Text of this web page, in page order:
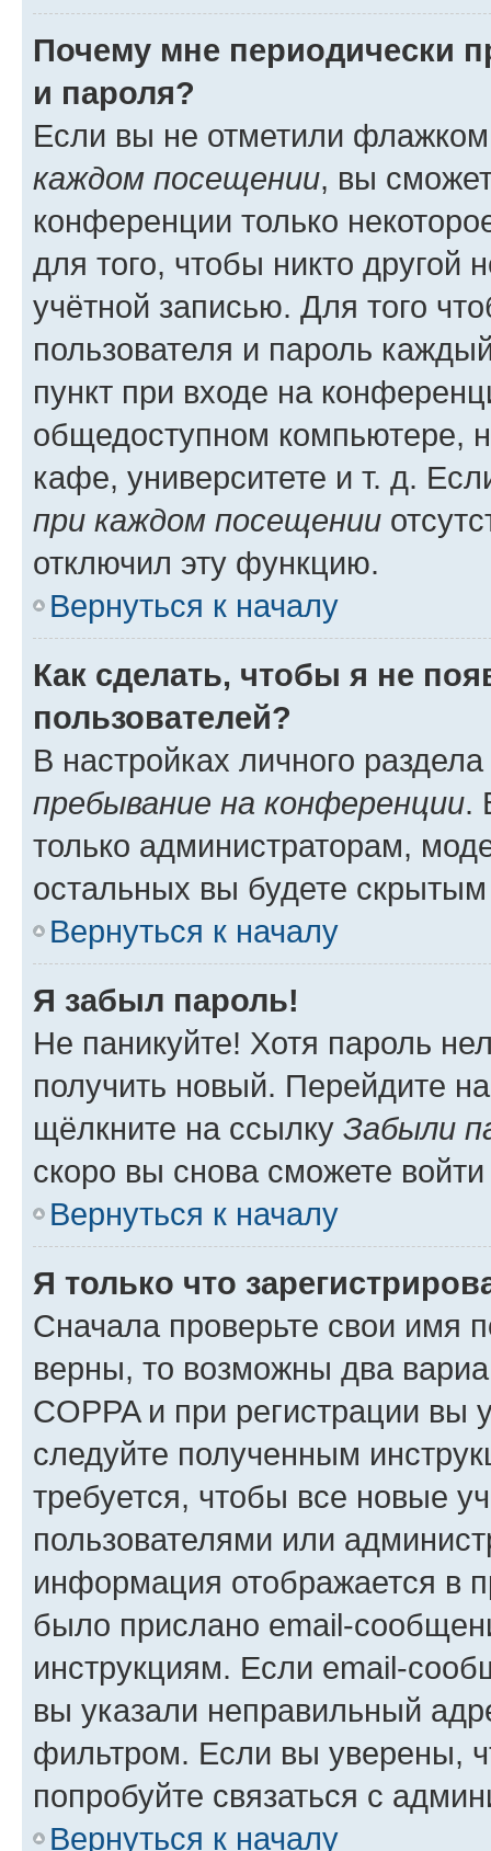
Почему мне периодически
и пароля?
Если вы не отметили
каждом посещении, вы
конференции только
для того, чтобы никто другой
учётной записью. Для того
пользователя и пароль
пункт при входе на
общедоступном компьютере,
кафе, университете и т. д.
при каждом посещении
отключил эту функцию.
Вернуться к началу
Как сделать, чтобы я не
пользователей?
В настройках личного
пребывание на конференции.
только администраторам,
остальных вы будете
Вернуться к началу
Я забыл пароль!
Не паникуйте! Хотя пароль
получить новый. Перейдите
щёлкните на ссылку Забыли
скоро вы снова сможете
Вернуться к началу
Я только что
Сначала проверьте свои имя
верны, то возможны два
COPPA и при регистрации вы
следуйте полученным
требуется, чтобы все новые
пользователями или
информация отображается в
было прислано email-
инструкциям. Если email-
вы указали неправильный
фильтром. Если вы уверены,
попробуйте связаться с
Вернуться к началу